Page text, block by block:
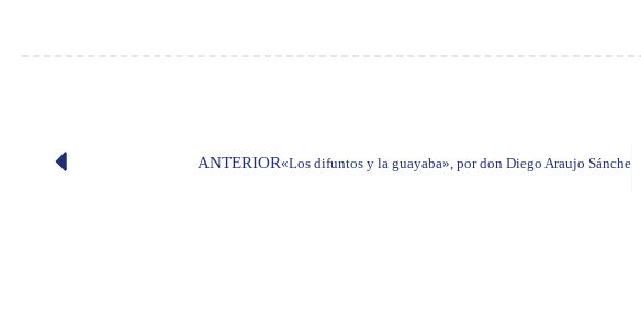
ANTERIOR«Los difuntos y la guayaba», por don Diego Araujo Sánchez